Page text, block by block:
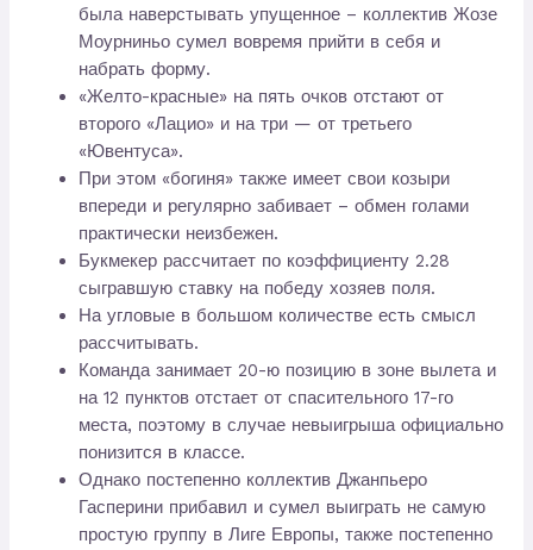
была наверстывать упущенное – коллектив Жозе
Моурниньо сумел вовремя прийти в себя и
набрать форму.
«Желто-красные» на пять очков отстают от
второго «Лацио» и на три — от третьего
«Ювентуса».
При этом «богиня» также имеет свои козыри
впереди и регулярно забивает – обмен голами
практически неизбежен.
Букмекер рассчитает по коэффициенту 2.28
сыгравшую ставку на победу хозяев поля.
На угловые в большом количестве есть смысл
рассчитывать.
Команда занимает 20-ю позицию в зоне вылета и
на 12 пунктов отстает от спасительного 17-го
места, поэтому в случае невыигрыша официально
понизится в классе.
Однако постепенно коллектив Джанпьеро
Гасперини прибавил и сумел выиграть не самую
простую группу в Лиге Европы, также постепенно